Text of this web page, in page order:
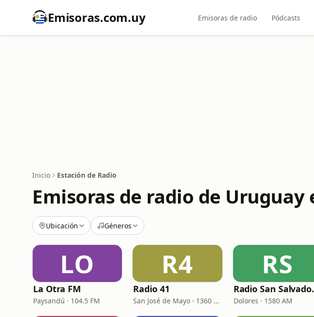
Emisoras.com.uy Emisoras de radio Pódcasts
Inicio Estación de Radio
Emisoras de radio de Uruguay
Ubicación Géneros
LO
La Otra FM
Paysandú · 104.5 FM
R4
Radio 41
San José de Mayo · 1360 AM
RS
Dolores · 1580 AM